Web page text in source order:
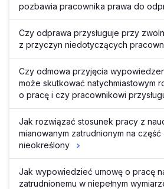
pozbawia pracownika prawa do
Czy odprawa przysługuje przy
z przyczyn niedotyczących
Czy odmowa przyjęcia
może skutkować natychmiastowym
o pracę i czy pracownikowi
Jak rozwiązać stosunek pracy z
mianowanym zatrudnionym na część
nieokreślony
Jak wypowiedzieć umowę o pracę
zatrudnionemu w niepełnym